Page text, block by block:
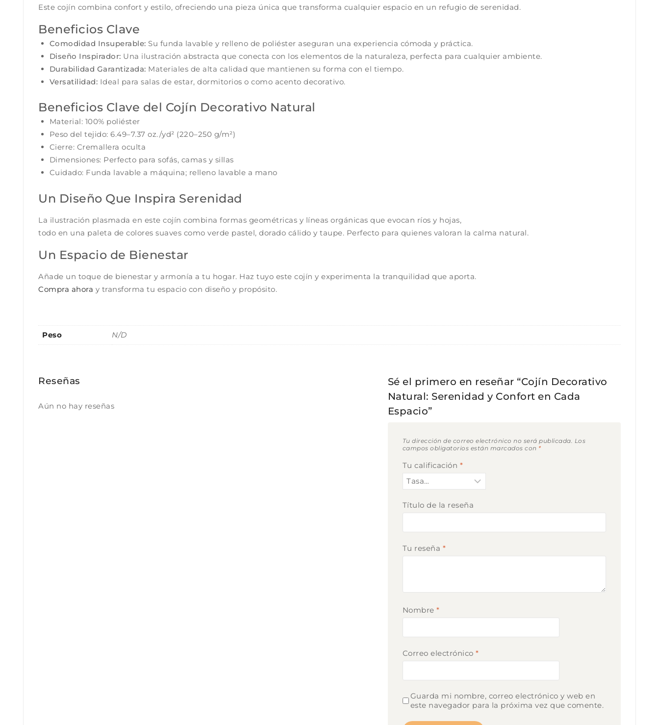
Este cojín combina confort y estilo, ofreciendo una pieza única que transforma cualquier espacio en un refugio de serenidad.
Beneficios Clave
Comodidad Insuperable: Su funda lavable y relleno de poliéster aseguran una experiencia cómoda y práctica.
Diseño Inspirador: Una ilustración abstracta que conecta con los elementos de la naturaleza, perfecta para cualquier ambiente.
Durabilidad Garantizada: Materiales de alta calidad que mantienen su forma con el tiempo.
Versatilidad: Ideal para salas de estar, dormitorios o como acento decorativo.
Beneficios Clave del Cojín Decorativo Natural
Material: 100% poliéster
Peso del tejido: 6.49–7.37 oz./yd² (220–250 g/m²)
Cierre: Cremallera oculta
Dimensiones: Perfecto para sofás, camas y sillas
Cuidado: Funda lavable a máquina; relleno lavable a mano
Un Diseño Que Inspira Serenidad
La ilustración plasmada en este cojín combina formas geométricas y líneas orgánicas que evocan ríos y hojas,
todo en una paleta de colores suaves como verde pastel, dorado cálido y taupe. Perfecto para quienes valoran la calma natural.
Un Espacio de Bienestar
Añade un toque de bienestar y armonía a tu hogar. Haz tuyo este cojín y experimenta la tranquilidad que aporta.
Compra ahora y transforma tu espacio con diseño y propósito.
Peso N/D
Reseñas
Aún no hay reseñas
Sé el primero en reseñar “Cojín Decorativo
Natural: Serenidad y Confort en Cada
Espacio”
Tu dirección de correo electrónico no será publicada. Los
campos obligatorios están marcados con *
Tu calificación *
Título de la reseña
Tu reseña *
Nombre*
Correo electrónico*
Guarda mi nombre, correo electrónico y web en
este navegador para la próxima vez que comente.